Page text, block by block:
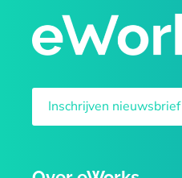
Inschrijven nieuwsbrief